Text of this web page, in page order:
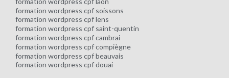
formation wordpress cpf soissons
formation wordpress cpf lens
formation wordpress cpf saint-quentin
formation wordpress cpf cambrai
formation wordpress cpf compiègne
formation wordpress cpf beauvais
formation wordpress cpf douai